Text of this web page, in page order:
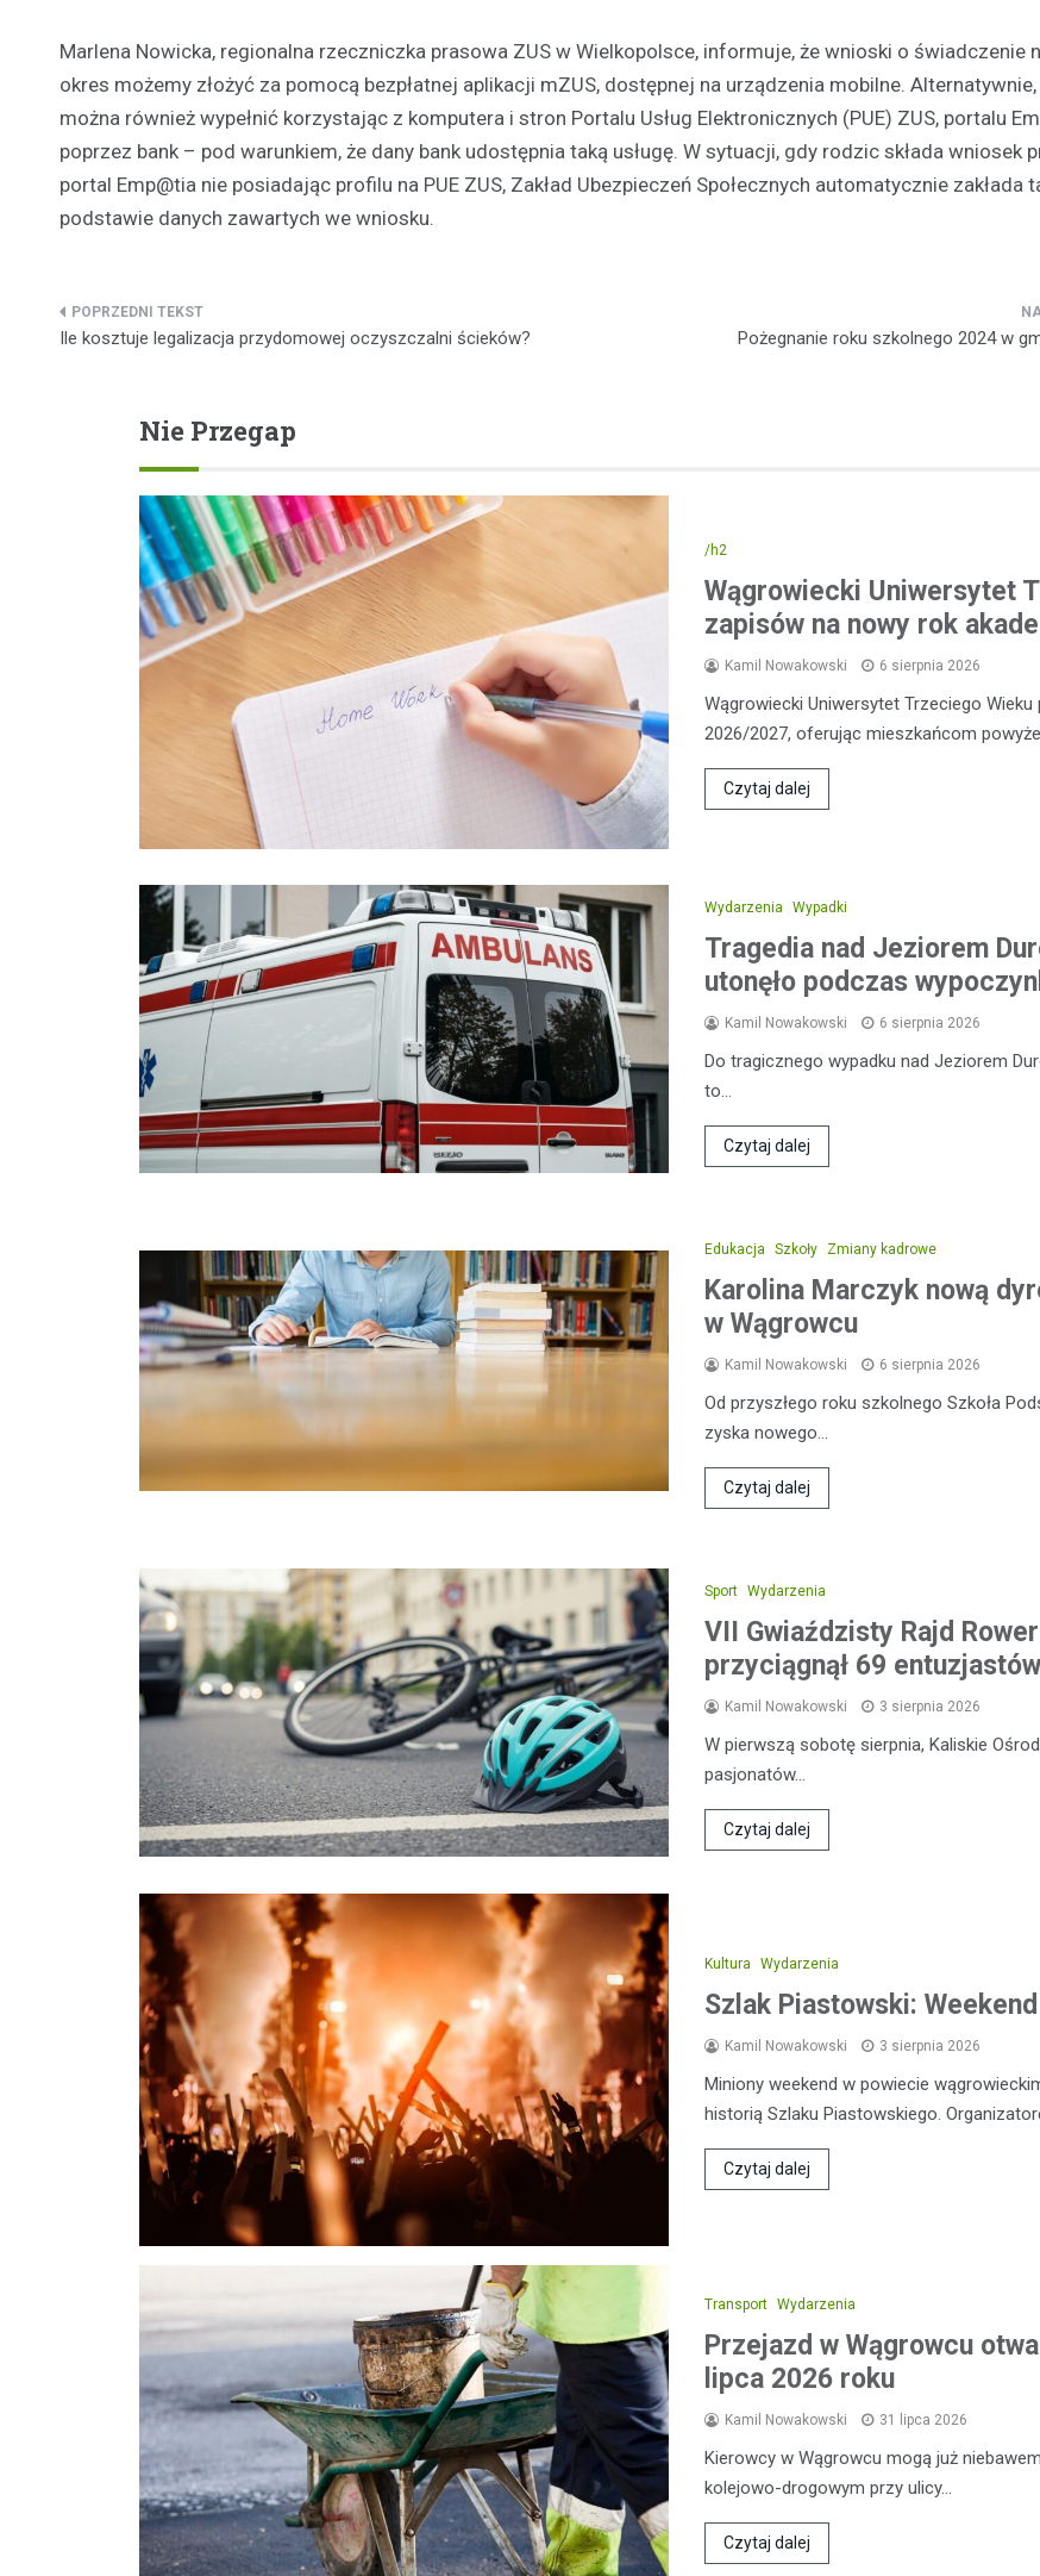
Marlena Nowicka, regionalna rzeczniczka prasowa ZUS w Wielkopolsce, informuje, że wnioski o świadczenie
okres możemy złożyć za pomocą bezpłatnej aplikacji mZUS, dostępnej na urządzenia mobilne.
można również wypełnić korzystając z komputera i stron Portalu Usług Elektronicznych (PUE) ZUS, portalu
poprzez bank – pod warunkiem, że dany bank udostępnia taką usługę. W sytuacji, gdy rodzic składa wniosek
portal Emp@tia nie posiadając profilu na PUE ZUS, Zakład Ubezpieczeń Społecznych automatycznie zakłada
podstawie danych zawartych we wniosku.
Nawigacja
Ile kosztuje legalizacja przydomowej oczyszczalni ścieków? Pożegnanie roku szkolnego 2024 w
10 marca 2026
W wyniku szybkiego
sądowego, mężczyzna
bezwzględną karę
miało miejsce podczas
Nie Przegap
/h2
Wągrowiecki Uniwersytet
zapisów na nowy rok
Kamil Nowakowski 6 sierpnia 2026
Wągrowiecki Uniwersytet Trzeciego
2026/2027, oferując mieszkańcom
Czytaj dalej
Wydarzenia Wypadki
Tragedia nad Jeziorem
utonęło podczas
Kamil Nowakowski 6 sierpnia 2026
Do tragicznego wypadku nad Jeziorem
to…
Czytaj dalej
Edukacja Szkoły Zmiany kadrowe
Karolina Marczyk nową
w Wągrowcu
Kamil Nowakowski 6 sierpnia 2026
Od przyszłego roku szkolnego Szkoła
zyska nowego…
Czytaj dalej
Sport Wydarzenia
VII Gwiaździsty Rajd
przyciągnął 69
Kamil Nowakowski 3 sierpnia 2026
W pierwszą sobotę sierpnia, Kaliskie
pasjonatów…
Czytaj dalej
Kultura Wydarzenia
Szlak Piastowski:
Kamil Nowakowski 3 sierpnia 2026
Miniony weekend w powiecie
historią Szlaku Piastowskiego.
Czytaj dalej
Transport Wydarzenia
Przejazd w Wągrowcu
lipca 2026 roku
Kamil Nowakowski 31 lipca 2026
Kierowcy w Wągrowcu mogą już
kolejowo-drogowym przy ulicy…
Czytaj dalej